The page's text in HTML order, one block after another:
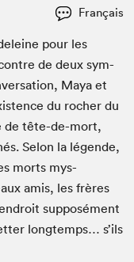
Français
pour les
de deux sym­
Maya et
du rocher du
de tête-de-mort,
Selon la légende,
morts mys­
amis, les frères
sup­posé­ment
longtemps… s’ils